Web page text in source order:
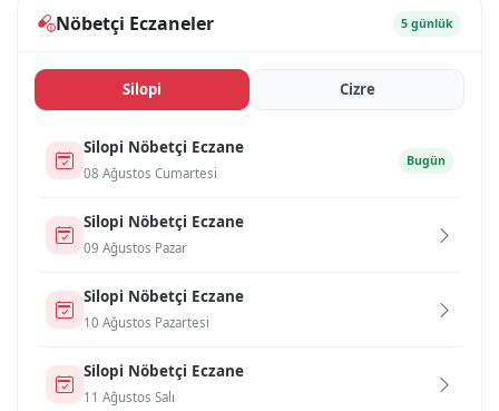
Nöbetçi Eczaneler 5 günlük
Si̇lopi̇ Ci̇zre
Si̇lopi̇ Nöbetçi Eczane
08 Ağustos Cumartesi
Bugün
Si̇lopi̇ Nöbetçi Eczane
09 Ağustos Pazar
Si̇lopi̇ Nöbetçi Eczane
10 Ağustos Pazartesi
Si̇lopi̇ Nöbetçi Eczane
11 Ağustos Salı